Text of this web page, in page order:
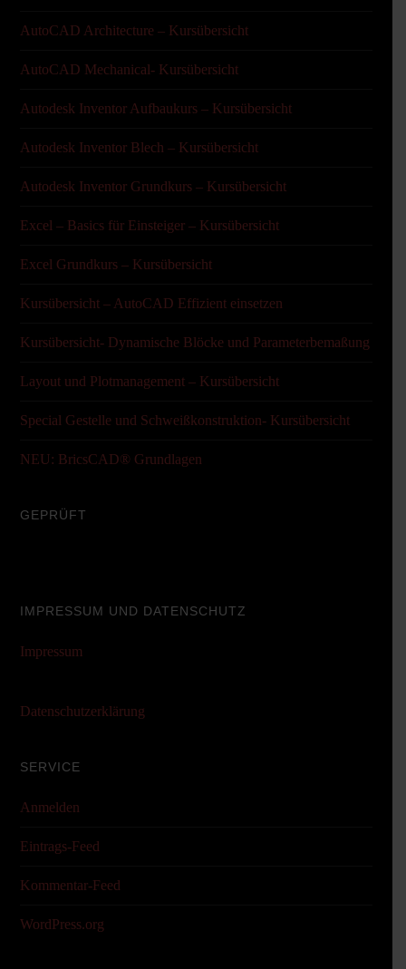
AutoCAD Architecture – Kursübersicht
AutoCAD Mechanical- Kursübersicht
Autodesk Inventor Aufbaukurs – Kursübersicht
Autodesk Inventor Blech – Kursübersicht
Autodesk Inventor Grundkurs – Kursübersicht
Excel – Basics für Einsteiger – Kursübersicht
Excel Grundkurs – Kursübersicht
Kursübersicht – AutoCAD Effizient einsetzen
Kursübersicht- Dynamische Blöcke und Parameterbemaßung
Layout und Plotmanagement – Kursübersicht
Special Gestelle und Schweißkonstruktion- Kursübersicht
NEU: BricsCAD® Grundlagen
GEPRÜFT
IMPRESSUM UND DATENSCHUTZ
Impressum
Datenschutzerklärung
SERVICE
Anmelden
Eintrags-Feed
Kommentar-Feed
WordPress.org